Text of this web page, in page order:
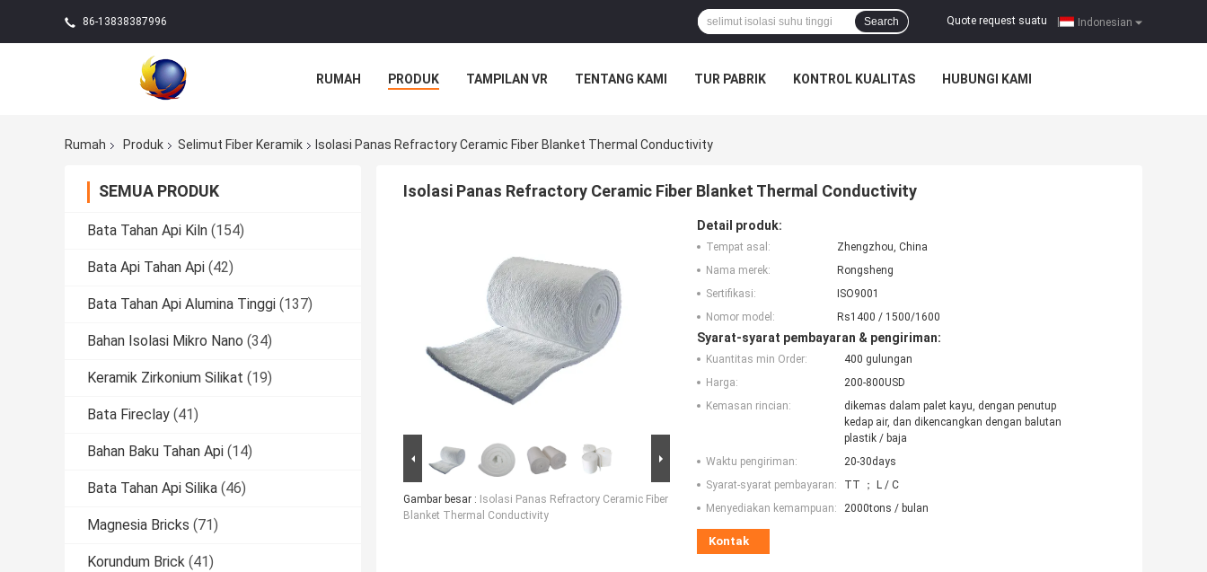
86-13838387996 Indonesian
Quote request suatu
Search
RUMAH PRODUK TAMPILAN VR TENTANG KAMI TUR PABRIK KONTROL KUALITAS HUBUNGI KAMI
Rumah Produk Selimut Fiber Keramik Isolasi Panas Refractory Ceramic Fiber Blanket Thermal Conductivity
SEMUA PRODUK
Bata Tahan Api Kiln (154)
Bata Api Tahan Api (42)
Bata Tahan Api Alumina Tinggi (137)
Bahan Isolasi Mikro Nano (34)
Keramik Zirkonium Silikat (19)
Bata Fireclay (41)
Bahan Baku Tahan Api (14)
Bata Tahan Api Silika (46)
Magnesia Bricks (71)
Korundum Brick (41)
Isolasi Panas Refractory Ceramic Fiber Blanket Thermal Conductivity
Gambar besar : Isolasi Panas Refractory Ceramic Fiber
Blanket Thermal Conductivity
Detail produk:
Tempat asal:
Zhengzhou, China
Nama merek:
Rongsheng
Sertifikasi:
ISO9001
Nomor model:
Rs1400 / 1500/1600
Syarat-syarat pembayaran & pengiriman:
Kuantitas min Order:
400 gulungan
Harga:
200-800USD
Kemasan rincian:
dikemas dalam palet kayu, dengan penutup
kedap air, dan dikencangkan dengan balutan
plastik / baja
Waktu pengiriman:
20-30days
Syarat-syarat pembayaran:
TT ； L / C
Menyediakan kemampuan:
2000tons / bulan
Kontak